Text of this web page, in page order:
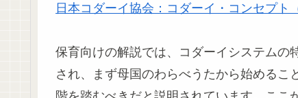
日本コダーイ協会：コダーイ・コンセプト
保育向けの解説では、コダーイシステムの
され、まず母国のわらべうたから始める